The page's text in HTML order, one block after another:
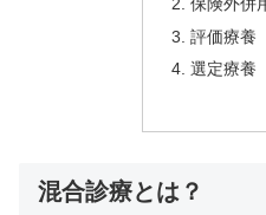
評価療養
選定療養
混合診療とは？